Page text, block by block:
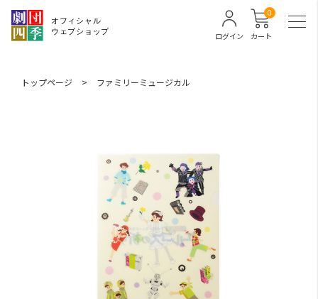
カート
0
ログイン
トップページ > ファミリーミュージカル